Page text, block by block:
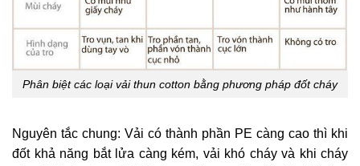
Phân biệt các loại vải thun cotton bằng phương pháp đốt cháy
Nguyên tắc chung: Vải có thành phần PE càng cao thì khi
đốt khả năng bắt lửa càng kém, vải khó cháy và khi cháy